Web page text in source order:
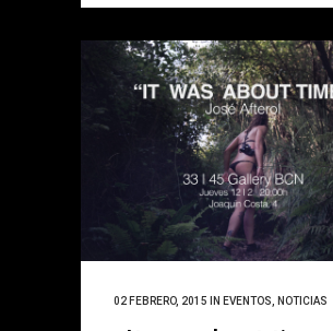
02 FEBRERO, 2015 IN EVENTOS, NOTICIAS